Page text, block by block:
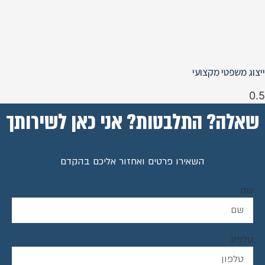
ייצוג משפטי מקצועי
שאלה? התלבטות? אני כאן לשירותך
השאירו פרטים ואחזור אליכם בהקדם
שם
טלפון